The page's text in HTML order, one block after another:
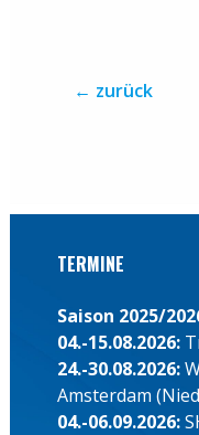
← zurück
TERMINE
Saison 2025/
04.-15.08.2026:
24.-30.08.2026:
Amsterdam
04.-06.09.2026: